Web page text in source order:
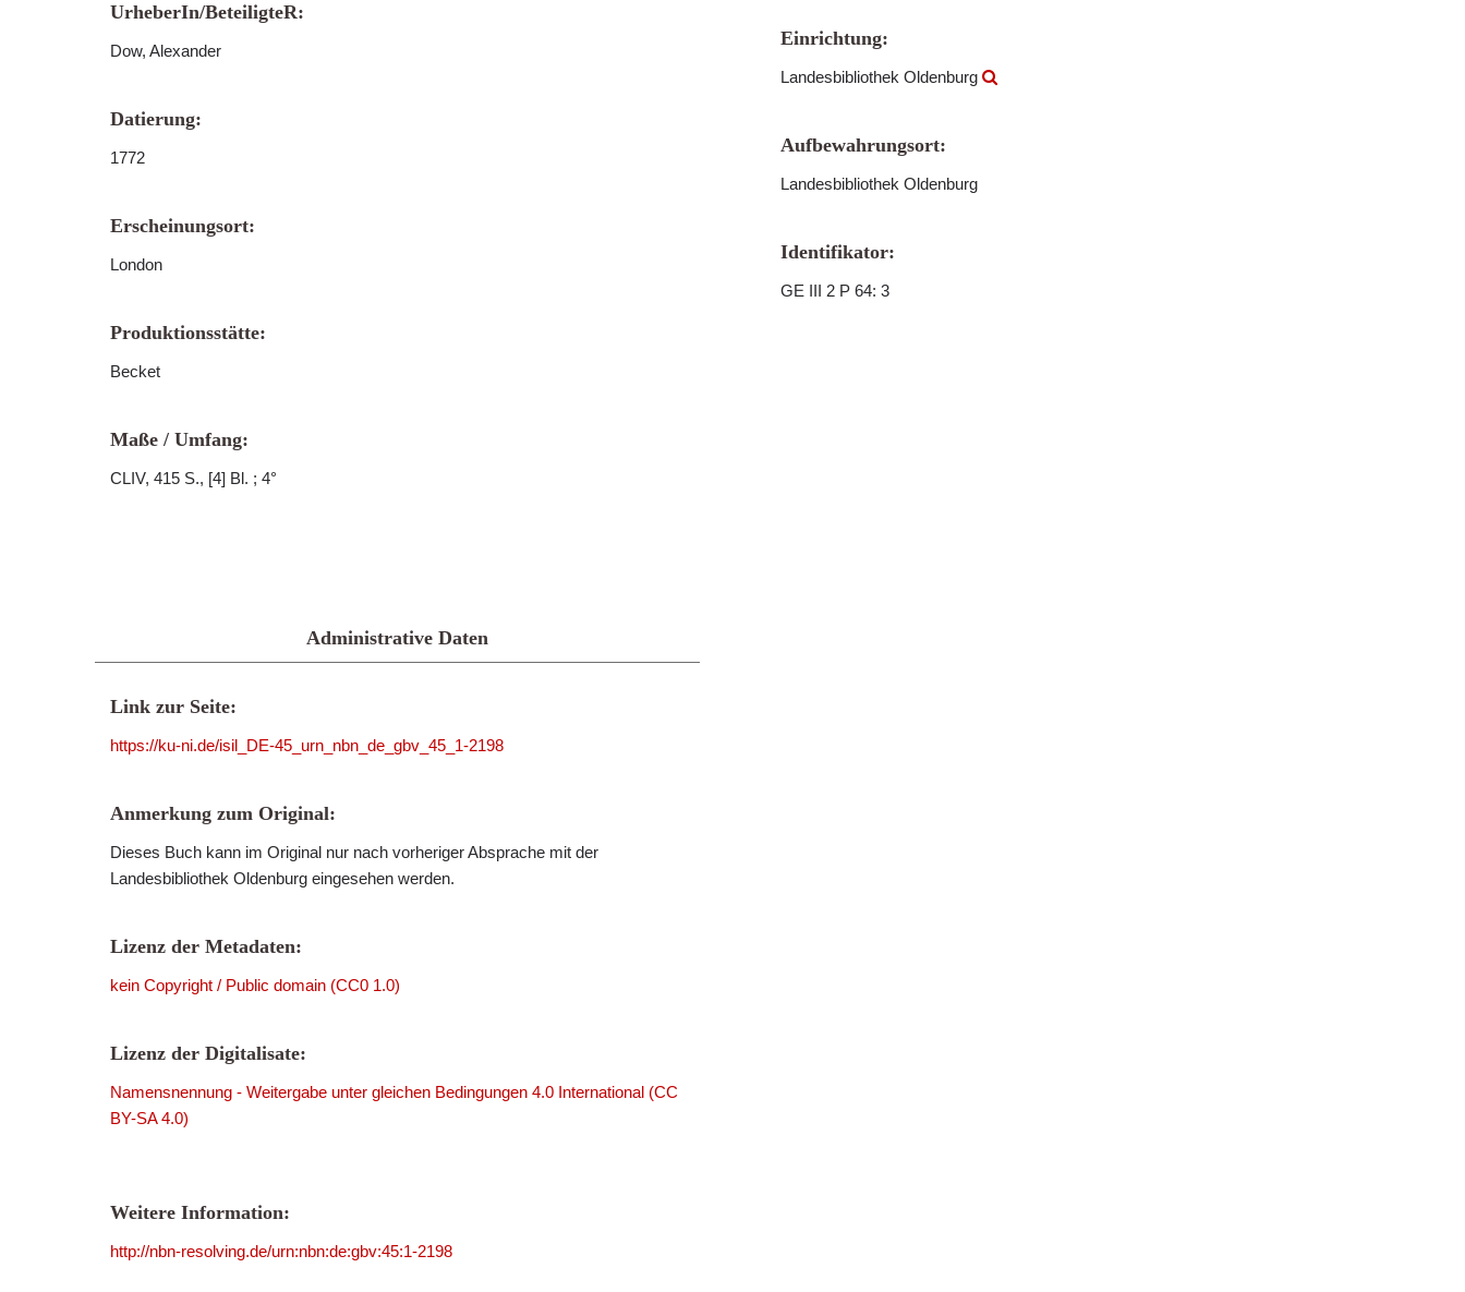
UrheberIn/BeteiligteR:
Dow, Alexander
Datierung:
1772
Erscheinungsort:
London
Produktionsstätte:
Becket
Maße / Umfang:
CLIV, 415 S., [4] Bl. ; 4°
Einrichtung:
Landesbibliothek Oldenburg
Aufbewahrungsort:
Landesbibliothek Oldenburg
Identifikator:
GE III 2 P 64: 3
Administrative Daten
Link zur Seite:
https://ku-ni.de/isil_DE-45_urn_nbn_de_gbv_45_1-2198
Anmerkung zum Original:
Dieses Buch kann im Original nur nach vorheriger Absprache mit der
Landesbibliothek Oldenburg eingesehen werden.
Lizenz der Metadaten:
kein Copyright / Public domain (CC0 1.0)
Lizenz der Digitalisate:
Namensnennung - Weitergabe unter gleichen Bedingungen 4.0 International (CC
BY-SA 4.0)
Weitere Information:
http://nbn-resolving.de/urn:nbn:de:gbv:45:1-2198